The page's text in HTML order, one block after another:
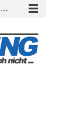
R.E.P.O. im Test: Chaos, Koop und viel Spannung
„ARC Raiders“-Spieler erhalten exklusives Outfit für „The Finals“
für August 2026 bestätigt
Escape Simulator 2 im Test: Knifflige Rätsel im neuen Gewand